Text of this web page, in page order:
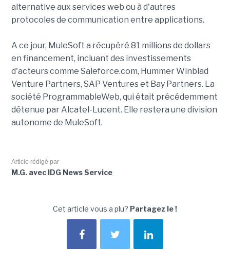
alternative aux services web ou à d'autres
protocoles de communication entre applications.
A ce jour, MuleSoft a récupéré 81 millions de dollars
en financement, incluant des investissements
d'acteurs comme Saleforce.com, Hummer Winblad
Venture Partners, SAP Ventures et Bay Partners. La
société ProgrammableWeb, qui était précédemment
détenue par Alcatel-Lucent. Elle restera une division
autonome de MuleSoft.
Article rédigé par
M.G. avec IDG News Service
Cet article vous a plu? Partagez le !